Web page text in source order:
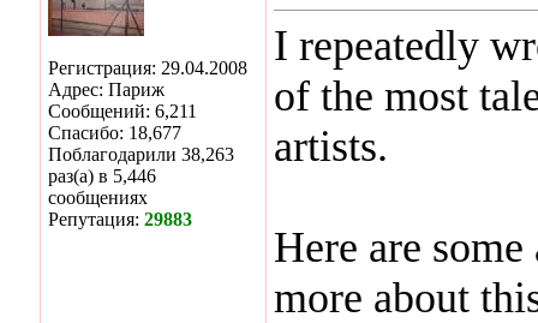
Регистрация: 29.04.2008
Адрес: Париж
Сообщений: 6,211
Спасибо: 18,677
Поблагодарили 38,263
раз(а) в 5,446
сообщениях
Репутация: 29883
I repeatedly
of the most
artists.
Here are
more about